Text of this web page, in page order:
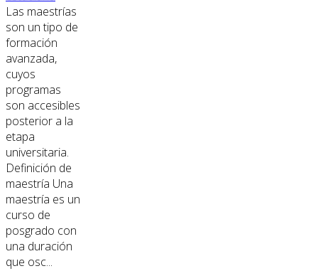
Las maestrías
son un tipo de
formación
avanzada,
cuyos
programas
son accesibles
posterior a la
etapa
universitaria.
Definición de
maestría Una
maestría es un
curso de
posgrado con
una duración
que osc...